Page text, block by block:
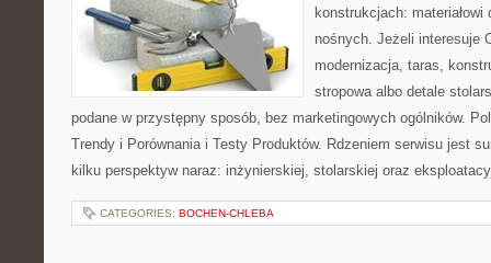
konstrukcjach:
nośnych. Jeżeli interesuje
modernizacja, taras,
stropowa albo detale
podane w przystępny sposób, bez marketingowych ogólników.
Trendy i Porównania i Testy Produktów. Rdzeniem serwisu jest
kilku perspektyw naraz: inżynierskiej, stolarskiej oraz
CATEGORIES: BOCHEN-CHLEBA